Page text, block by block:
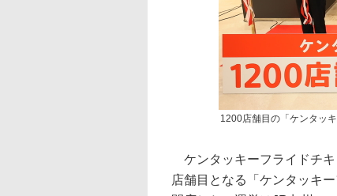
1200店舗目の「ケンタッ
ケンタッキーフライドチ
店舗目となる「ケンタッキ